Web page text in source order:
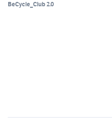
BeCycle_Club 2.0